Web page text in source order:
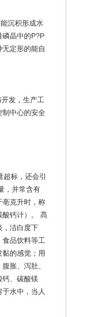
沉积形成水
磷晶中的P?P
定形的能自
发，生产工
制中心的安全
标，还会引
，并常含有
亳克升时，称
钙计）。 髙
，洁白度下
品饮料等工
的感觉；用
胀、泻肚、
钙、碳酸镁
水中，当人